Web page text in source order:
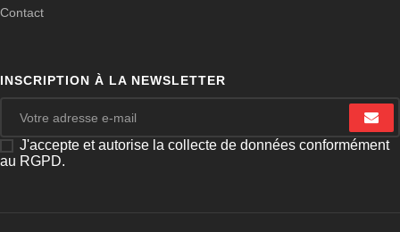
Contact
INSCRIPTION À LA NEWSLETTER
J'accepte et autorise la collecte de données conformément
au RGPD.